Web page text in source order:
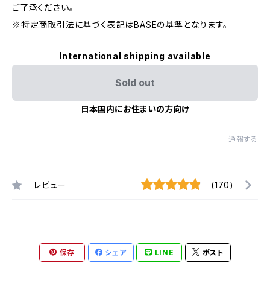
ご了承ください。
※特定商取引法に基づく表記はBASEの基準となります。
International shipping available
Sold out
日本国内にお住まいの方向け
通報する
レビュー (170)
保存 シェア LINE ポスト